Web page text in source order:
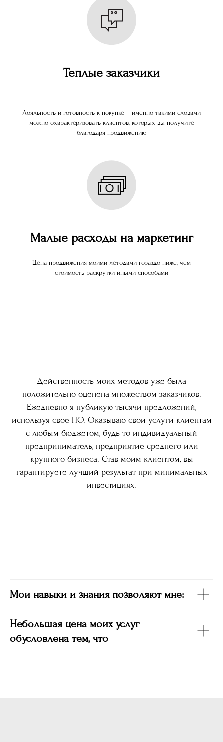
Теплые заказчики
Лояльность и готовность к покупке – именно такими словами
можно охарактеризовать клиентов, которых вы получите
благодаря продвижению
Малые расходы на маркетинг
Цена продвижения моими методами гораздо ниже, чем
стоимость раскрутки иными способами
Действенность моих методов уже была
положительно оценена множеством заказчиков.
Ежедневно я публикую тысячи предложений,
используя свое ПО. Оказываю свои услуги клиентам
с любым бюджетом, будь то индивидуальный
предприниматель, предприятие среднего или
крупного бизнеса. Став моим клиентом, вы
гарантируете лучший результат при минимальных
инвестициях.
Мои навыки и знания позволяют мне:
Небольшая цена моих услуг
обусловлена тем, что